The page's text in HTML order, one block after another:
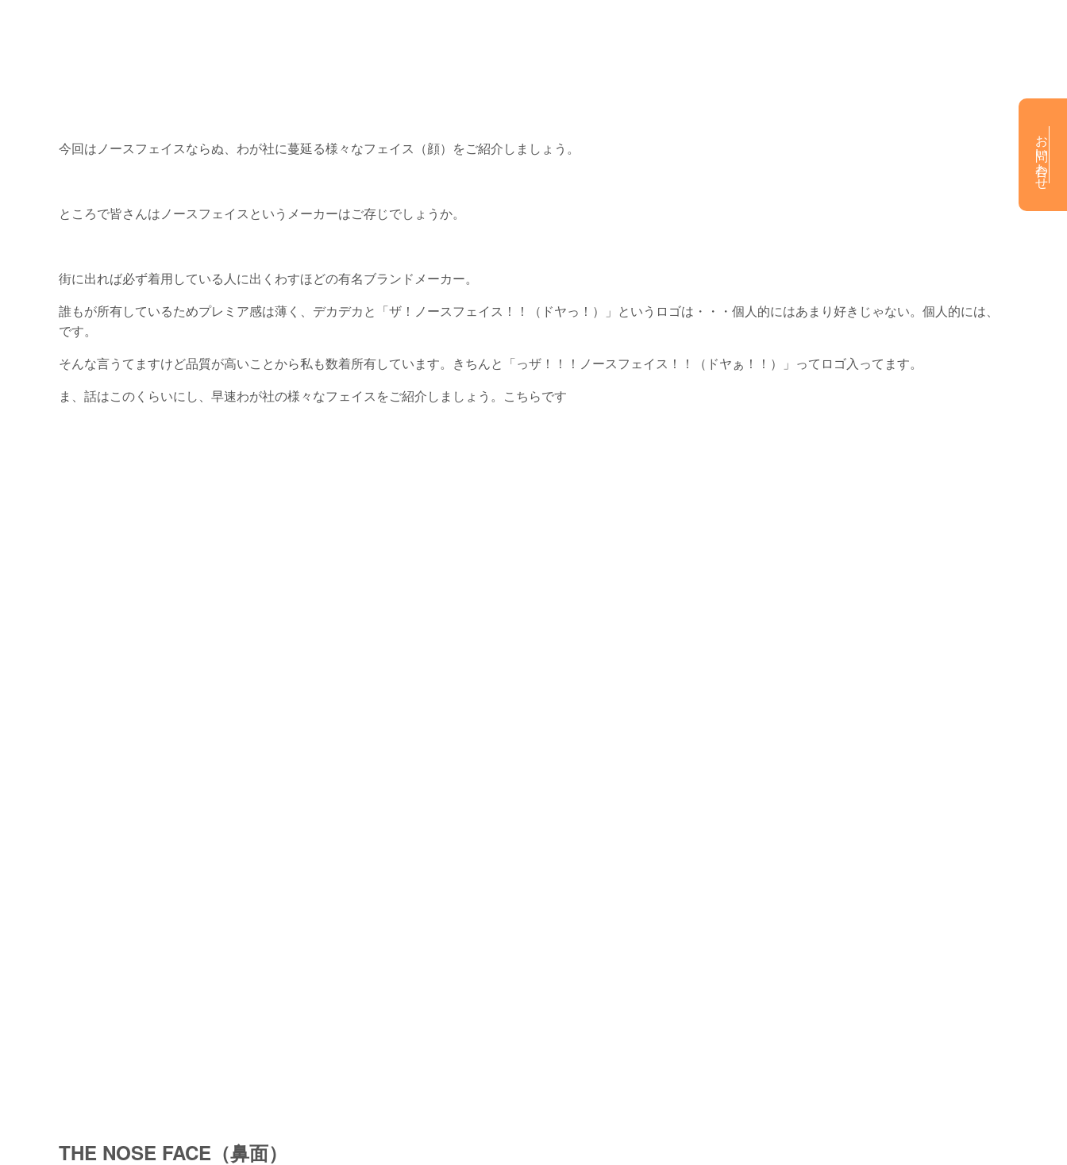
今回はノースフェイスならぬ、わが社に蔓延る様々なフェイス（顔）をご紹介しましょう。
ところで皆さんはノースフェイスというメーカーはご存じでしょうか。
街に出れば必ず着用している人に出くわすほどの有名ブランドメーカー。
誰もが所有しているためプレミア感は薄く、デカデカと「ザ！ノースフェイス！！（ドヤっ！）」というロゴは・・・個人的にはあまり好きじゃない。個人的には、
です。
そんな言うてますけど品質が高いことから私も数着所有しています。きちんと「っザ！！！ノースフェイス！！（ドヤぁ！！）」ってロゴ入ってます。
ま、話はこのくらいにし、早速わが社の様々なフェイスをご紹介しましょう。こちらです
THE NOSE FACE（鼻面）
お問い合わせ